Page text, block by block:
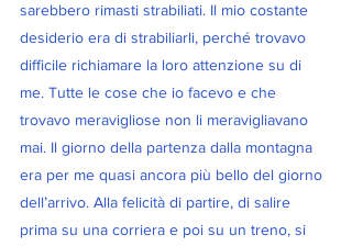
sarebbero rimasti strabiliati. Il mio costante
desiderio era di strabiliarli, perché trovavo
difficile richiamare la loro attenzione su di
me. Tutte le cose che io facevo e che
trovavo meravigliose non li meravigliavano
mai. Il giorno della partenza dalla montagna
era per me quasi ancora più bello del giorno
dell’arrivo. Alla felicità di partire, di salire
prima su una corriera e poi su un treno, si